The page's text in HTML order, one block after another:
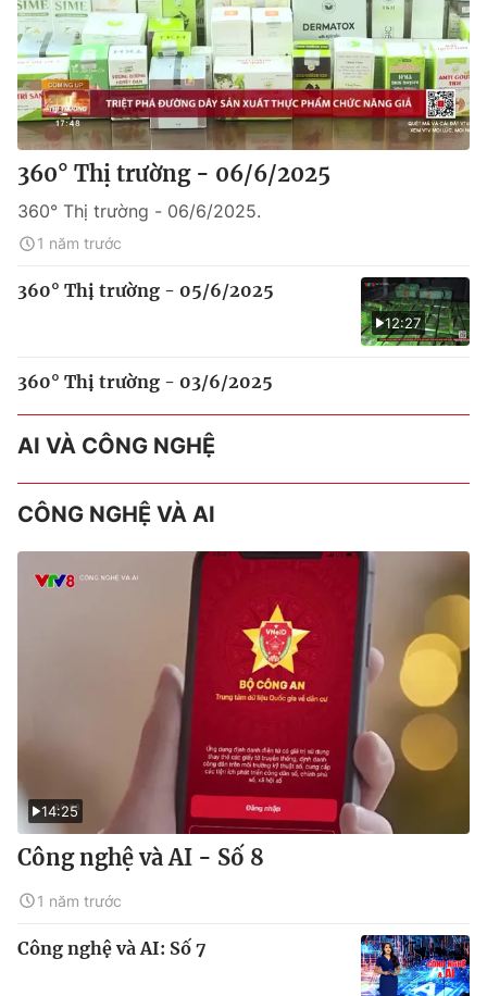
360° Thị trường - 06/6/2025
360° Thị trường - 06/6/2025.
1 năm trước
12:27
360° Thị trường - 05/6/2025
360° Thị trường - 03/6/2025
AI VÀ CÔNG NGHỆ
CÔNG NGHỆ VÀ AI
14:25
Công nghệ và AI - Số 8
1 năm trước
Công nghệ và AI: Số 7